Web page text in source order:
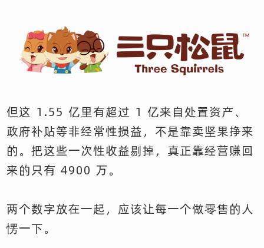
但这 1.55 亿里有超过 1 亿来自处置资产、
政府补贴等非经常性损益，不是靠卖坚果挣来
的。把这些一次性收益剔掉，真正靠经营赚回
来的只有 4900 万。
两个数字放在一起，应该让每一个做零售的人
愣一下。